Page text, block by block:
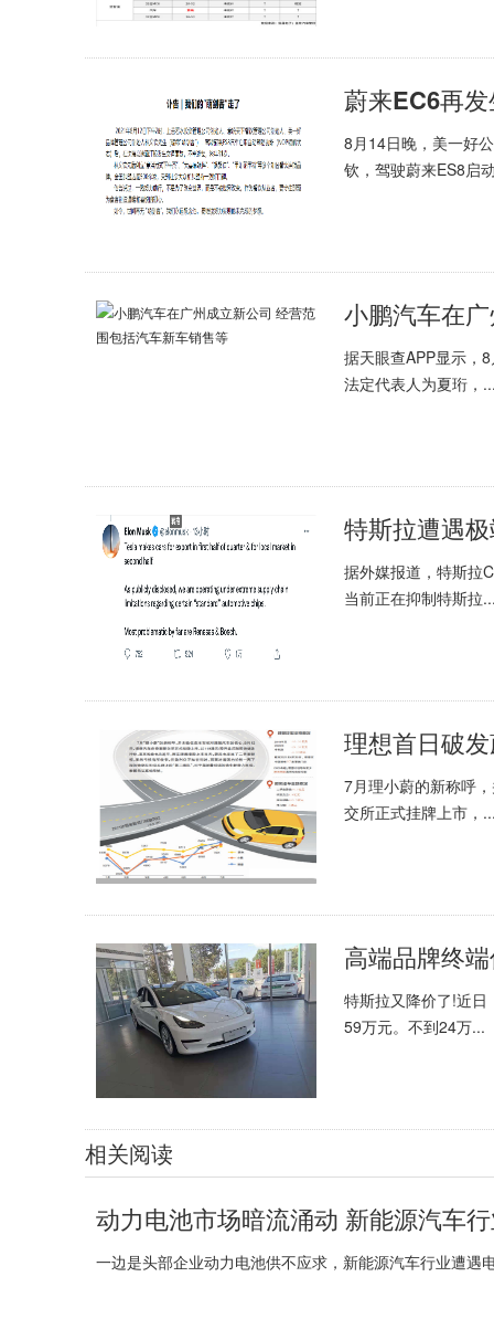
蔚来EC6再
8月14日晚，美一好
钦，驾驶蔚来ES8启
小鹏汽车在
据天眼查APP显示，
法定代表人为夏珩，
据外媒报道，特斯拉
当前正在抑制特斯拉
理想首日破
7月理小蔚的新称呼
交所正式挂牌上市，
特斯拉又降价了!近
59万元。不到24万...
相关阅读
动力电池市场暗流涌动 新能源汽车
一边是头部企业动力电池供不应求，新能源汽车行业遭